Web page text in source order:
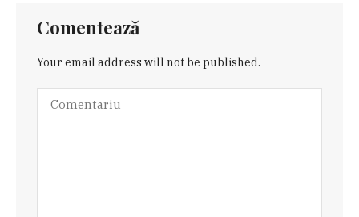
Comentează
Your email address will not be published.